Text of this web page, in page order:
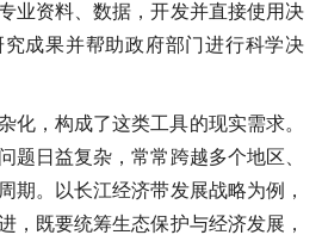
业资料、数据，开发并直接使用决
成果并帮助政府部门进行科学决
化，构成了这类工具的现实需求。
题日益复杂，常常跨越多个地区、
期。以长江经济带发展战略为例，
，既要统筹生态保护与经济发展，